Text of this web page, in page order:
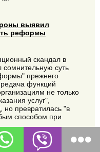
выявил
реформы
скандал в
суть
прежнего
функций
не только
услуг",
превратилась "в
способом при